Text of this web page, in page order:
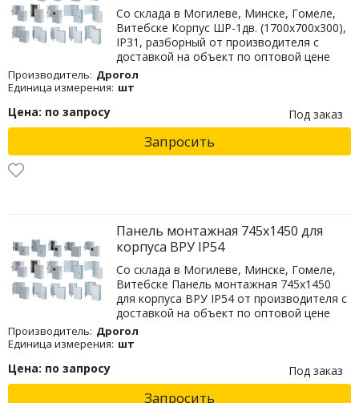
Со склада в Могилеве, Минске, Гомеле,
Витебске Корпус ШР-1дв. (1700х700х300),
IP31, разборный от производителя с
доставкой на объект по оптовой цене
Производитель: Дрогол
Единица измерения: шт
Цена: по запросу Под заказ
Запросить
Панель монтажная 745х1450 для
корпуса ВРУ IP54
Со склада в Могилеве, Минске, Гомеле,
Витебске Панель монтажная 745х1450
для корпуса ВРУ IP54 от производителя с
доставкой на объект по оптовой цене
Производитель: Дрогол
Единица измерения: шт
Цена: по запросу Под заказ
Запросить